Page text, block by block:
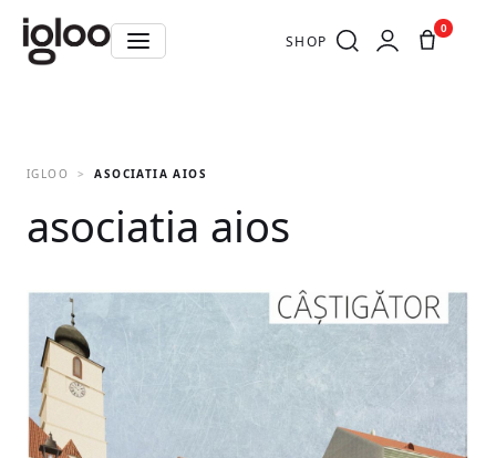
SHOP
0
IGLOO ASOCIATIA AIOS
asociatia aios